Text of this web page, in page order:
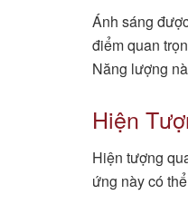
Ánh sáng
điểm quan
Năng lượng
Hiện
Hiện tượng
ứng này có